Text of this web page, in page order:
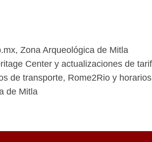
Zona Arqueológica de Mitla
Center y actualizaciones de
de transporte, Rome2Rio y
de Mitla